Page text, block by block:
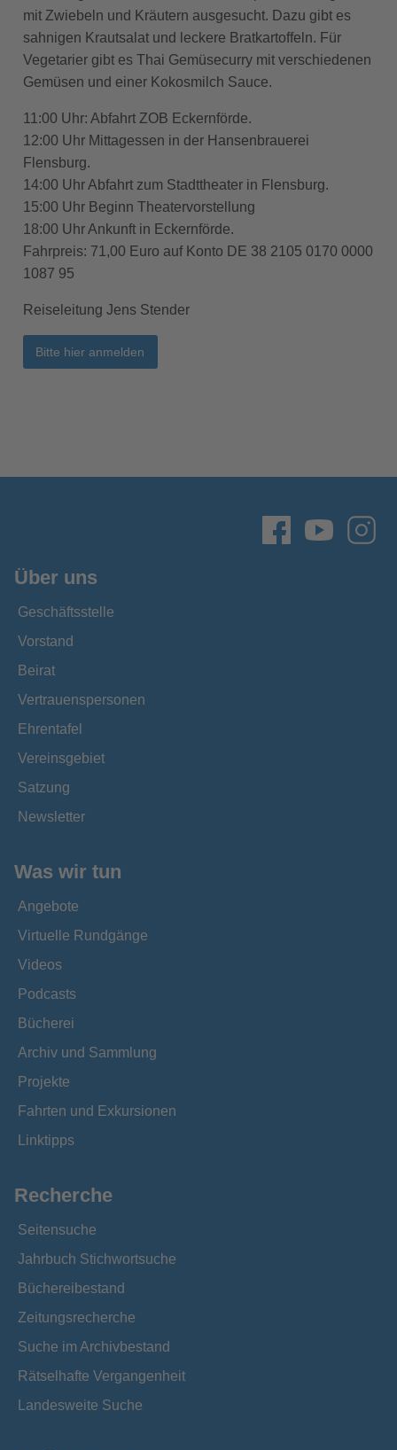
mit Zwiebeln und Kräutern ausgesucht. Dazu gibt es
sahnigen Krautsalat und leckere Bratkartoffeln. Für
Vegetarier gibt es Thai Gemüsecurry mit verschiedenen
Gemüsen und einer Kokosmilch Sauce.
11:00 Uhr: Abfahrt ZOB Eckernförde.
12:00 Uhr Mittagessen in der Hansenbrauerei
Flensburg.
14:00 Uhr Abfahrt zum Stadttheater in Flensburg.
15:00 Uhr Beginn Theatervorstellung
18:00 Uhr Ankunft in Eckernförde.
Fahrpreis: 71,00 Euro auf Konto DE 38 2105 0170 0000
1087 95
Reiseleitung Jens Stender
Bitte hier anmelden
Über uns
Geschäftsstelle
Vorstand
Beirat
Vertrauenspersonen
Ehrentafel
Vereinsgebiet
Satzung
Newsletter
Was wir tun
Angebote
Virtuelle Rundgänge
Videos
Podcasts
Bücherei
Archiv und Sammlung
Projekte
Fahrten und Exkursionen
Linktipps
Recherche
Seitensuche
Jahrbuch Stichwortsuche
Büchereibestand
Zeitungsrecherche
Suche im Archivbestand
Rätselhafte Vergangenheit
Landesweite Suche